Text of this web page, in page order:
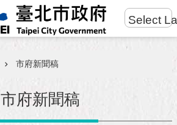
Select
市府新聞稿
市府新聞稿